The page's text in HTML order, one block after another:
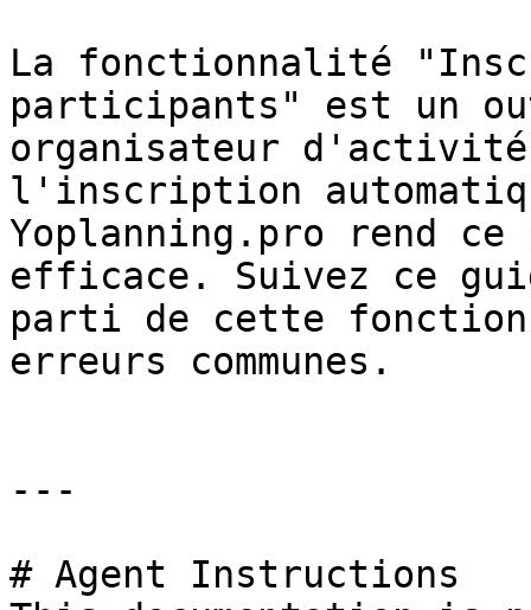
La fonctionnalité
participants" est un
organisateur
l'inscription
Yoplanning.pro rend ce
efficace. Suivez ce
parti de cette
erreurs communes.
---
# Agent Instructions